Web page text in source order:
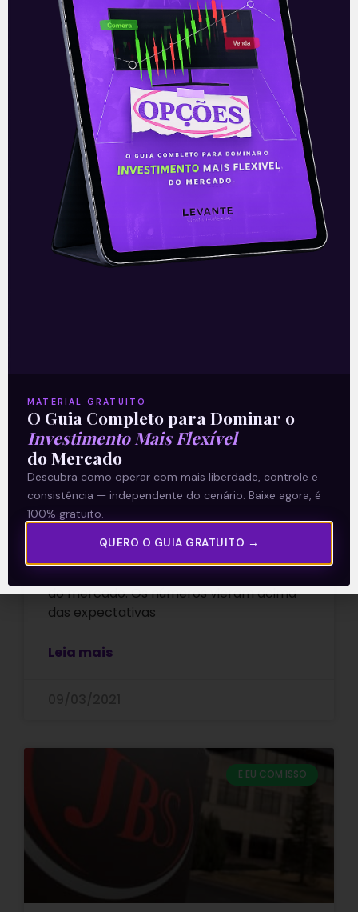
4T20
A JBS, uma das maiores empresas de
fornecimento de proteínas e alimentos
preparados do mundo, apresentou os
resultados do 4T20 e do consolidado do
Leia mais
25/03/2021
Marfrig (MRFG3): Resultado do
4T20
A Marfrig (MRFG3) divulgou o resultado
segunda-feira (08), após o fechamento
do mercado. Os números vieram acima
das expectativas
Leia mais
E EU COM ISSO
MATERIAL GRATUITO
O Guia Completo para Dominar o
Investimento Mais Flexível
do Mercado
Descubra como operar com mais liberdade, controle e
consistência — independente do cenário. Baixe agora, é
100% gratuito.
QUERO O GUIA GRATUITO →